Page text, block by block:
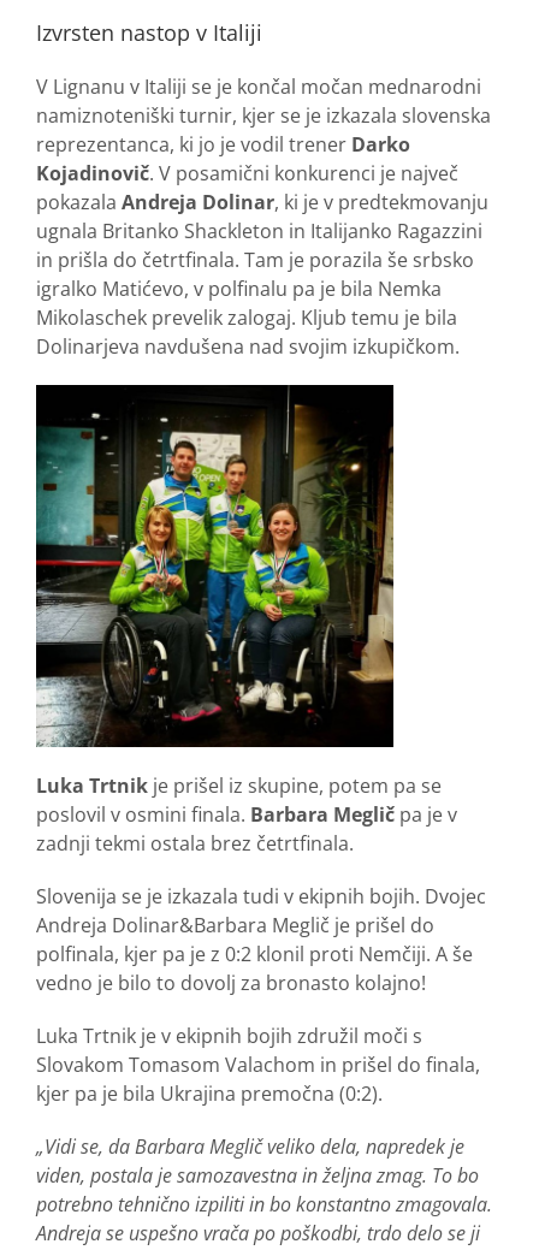
Izvrsten nastop v Italiji
V Lignanu v Italiji se je končal močan mednarodni
namiznoteniški turnir, kjer se je izkazala slovenska
reprezentanca, ki jo je vodil trener Darko
Kojadinovič. V posamični konkurenci je največ
pokazala Andreja Dolinar, ki je v predtekmovanju
ugnala Britanko Shackleton in Italijanko Ragazzini
in prišla do četrtfinala. Tam je porazila še srbsko
igralko Matićevo, v polfinalu pa je bila Nemka
Mikolaschek prevelik zalogaj. Kljub temu je bila
Dolinarjeva navdušena nad svojim izkupičkom.
Luka Trtnik je prišel iz skupine, potem pa se
poslovil v osmini finala. Barbara Meglič pa je v
zadnji tekmi ostala brez četrtfinala.
Slovenija se je izkazala tudi v ekipnih bojih. Dvojec
Andreja Dolinar&Barbara Meglič je prišel do
polfinala, kjer pa je z 0:2 klonil proti Nemčiji. A še
vedno je bilo to dovolj za bronasto kolajno!
Luka Trtnik je v ekipnih bojih združil moči s
Slovakom Tomasom Valachom in prišel do finala,
kjer pa je bila Ukrajina premočna (0:2).
„Vidi se, da Barbara Meglič veliko dela, napredek je
viden, postala je samozavestna in željna zmag. To bo
potrebno tehnično izpiliti in bo konstantno zmagovala.
Andreja se uspešno vrača po poškodbi, trdo delo se ji